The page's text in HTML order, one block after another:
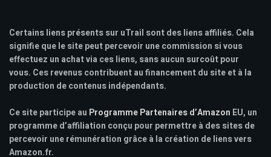
Certains liens présents sur uTrail sont des liens affiliés. Cela
signifie que le site peut percevoir une commission si vous
effectuez un achat via ces liens, sans aucun surcoût pour
vous. Ces revenus contribuent au financement du site et à la
production de contenus indépendants.
Ce site participe au Programme Partenaires d’Amazon EU, un
programme d’affiliation conçu pour permettre à des sites de
percevoir une rémunération grâce à la création de liens vers
Amazon.fr.